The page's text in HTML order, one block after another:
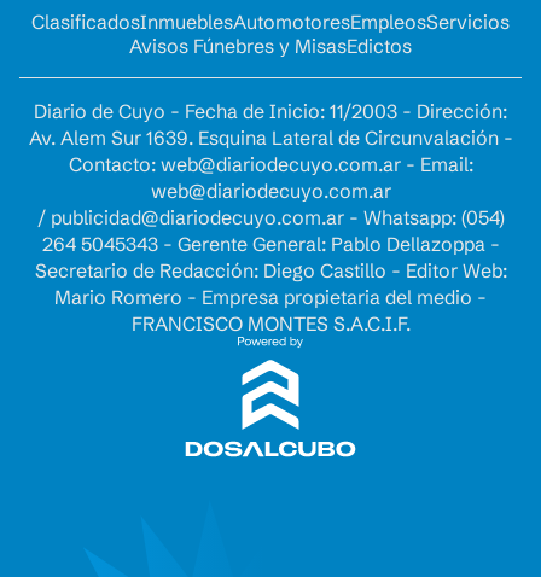
ClasificadosInmueblesAutomotoresEmpleosServicios
Avisos Fúnebres y MisasEdictos
Diario de Cuyo - Fecha de Inicio: 11/2003 - Dirección:
Av. Alem Sur 1639. Esquina Lateral de Circunvalación -
Contacto: web@diariodecuyo.com.ar- Email:
web@diariodecuyo.com.ar
/ publicidad@diariodecuyo.com.ar- Whatsapp: (054)
264 5045343 - Gerente General: Pablo Dellazoppa -
Secretario de Redacción: Diego Castillo - Editor Web:
Mario Romero - Empresa propietaria del medio -
FRANCISCO MONTES S.A.C.I.F.